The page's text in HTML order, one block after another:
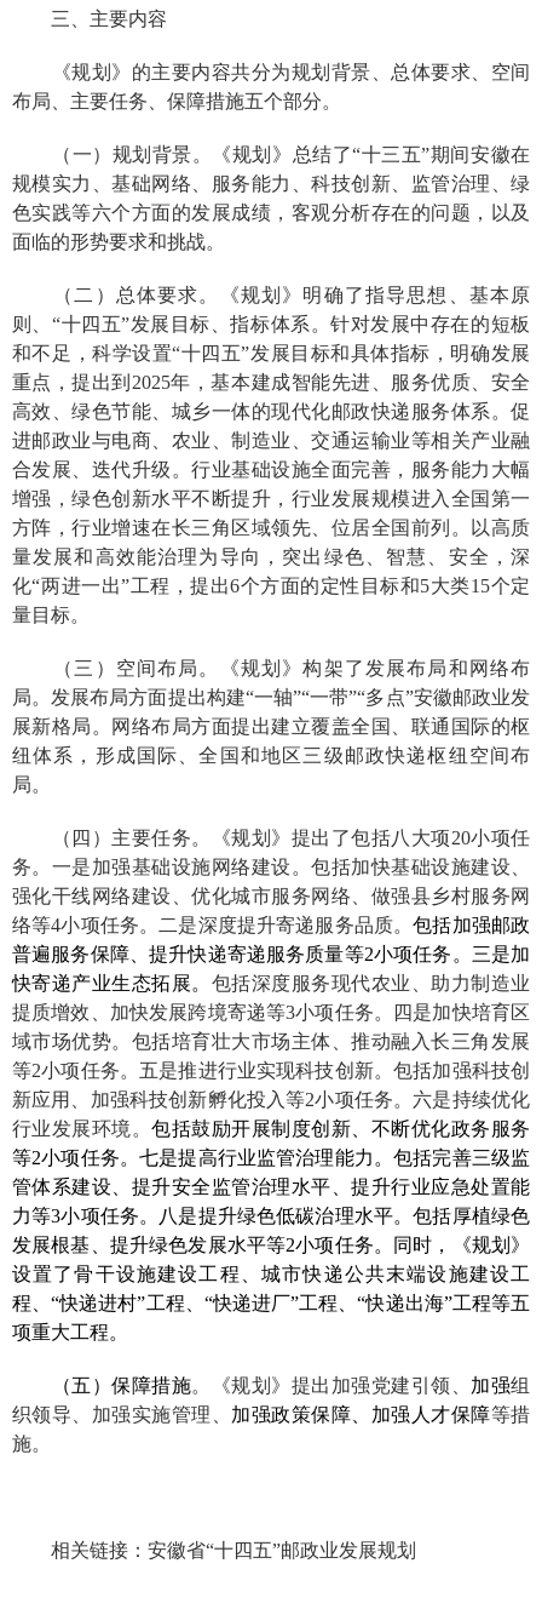
三、主要内容
《规划》的主要内容共分为规划背景、总体要求、 空间
布局、 主要任务、保障措施五个部分。
（一）规划背景。
《规划》总结了“十三五”期间安徽在
规模实力、基础网络、服务能力、科技创新、监管治理、绿
色实践等六个方面的发展成绩，客观分析存在的问题，以及
面临的形势要求和挑战。
（二）总体要求。
《规划》明确了指导思想、基本原
则、“十四五”发展目标、指标体系。针对发展中存在的短板
和不足，科学设置“十四五”发展目标和具体指标，明确发展
重点，提出到 2025年，基本建成智能先进、服务优质、安全
高效、绿色节能、城乡一体的现代化邮政快递服务体系。促
进邮政业与电商、农业、制造业、交通运输业等相关产业融
合发展、迭代升级。行业基础设施全面完善，服务能力大幅
增强，绿色创新水平不断提升，行业发展规模进入全国第一
方阵，行业增速在长三角区域领先、位居全国前列。以高质
量发展和高效能治理为导向，突出绿色、智慧、安全，深
化“两进一出”工程，提出6个方面的定性目标和5大类15个定
量目标。
（三）空间布局。
《规划》构架了发展布局和网络布
局。发展布局方面提出构建“一轴”“一带”“多点”安徽邮政业发
展新格局。网络布局方面提出建立覆盖全国、联通国际的枢
纽体系，形成国际、全国和地区三级邮政快递枢纽空间布
局。
（四）主要任务。 《规划》提出了包括八大项20小项任
务。一是加强基础设施网络建设。包括加快基础设施建设、
强化干线网络建设、优化城市服务网络、做强县乡村服务网
络等4小项任务。二是深度提升寄递服务品质。包括加强邮政
普遍服务保障、提升快递寄递服务质量等2小项任务。三是加
快寄递产业生态拓展。 包括深度服务现代农业、助力制造业
提质增效、加快发展跨境寄递等3小项任务。四是加快培育区
域市场优势。包括培育壮大市场主体、推动融入长三角发展
等2小项任务。五是推进行业实现科技创新。包括加强科技创
新应用、加强科技创新孵化投入等2小项任务。六是持续优化
行业发展环境。包括鼓励开展制度创新、不断优化政务服务
等2小项任务。七是提高行业监管治理能力。包括完善三级监
管体系建设、提升安全监管治理水平、提升行业应急处置能
力等3小项任务。八是提升绿色低碳治理水平。包括厚植绿色
发展根基、提升绿色发展水平等2小项任务。同时，《规划》
设置了骨干设施建设工程、城市快递公共末端设施建设工
程、“快递进村”工程、“快递进厂”工程、“快递出海”工程等五
项重大工程。
（五）保障措施。 《规划》提出加强党建引领、 加强组
织领导、加强实施管理、 加强政策保障、加强人才保障等措
施。
相关链接： 安徽省“十四五”邮政业发展规划